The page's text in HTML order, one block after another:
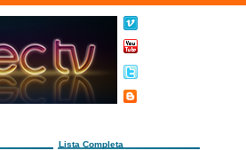
Lista Completa